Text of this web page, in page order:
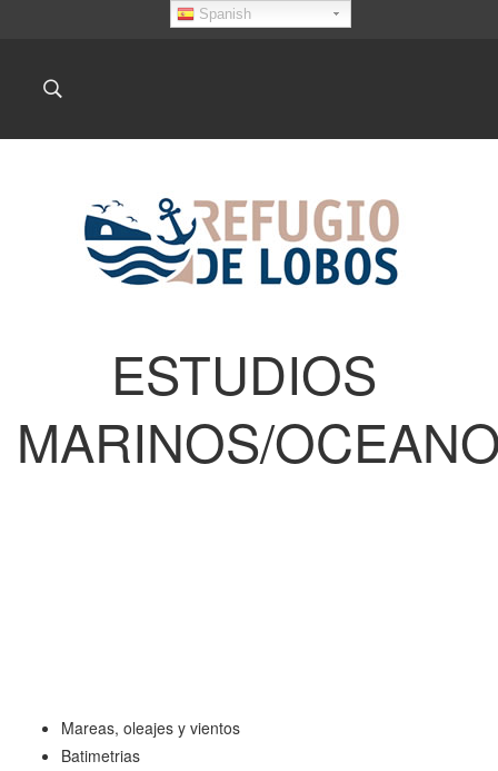
Spanish
ESTUDIOS
MARINOS/
Mareas, oleajes y vientos
Batimetrias